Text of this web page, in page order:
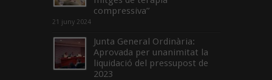
compressiva”
21 juny 2024
Junta General Ordinària:
Aprovada per unanimitat la
liquidació del pressupost de
2023